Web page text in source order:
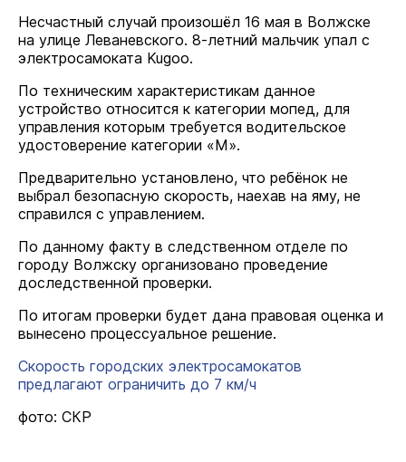
Несчастный случай произошёл 16 мая в Волжске
на улице Леваневского. 8-летний мальчик упал с
электросамоката Kugoo.
По техническим характеристикам данное
устройство относится к категории мопед, для
управления которым требуется водительское
удостоверение категории «М».
Предварительно установлено, что ребёнок не
выбрал безопасную скорость, наехав на яму, не
справился с управлением.
По данному факту в следственном отделе по
городу Волжску организовано проведение
доследственной проверки.
По итогам проверки будет дана правовая оценка и
вынесено процессуальное решение.
Скорость городских электросамокатов
предлагают ограничить до 7 км/ч
фото: СКР